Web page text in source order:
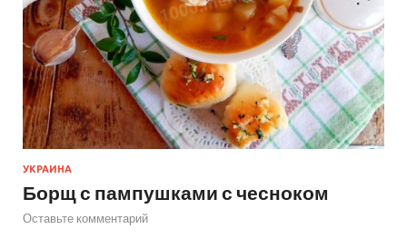
УКРАИНА
Борщ с пампушками с чесноком
Оставьте комментарий